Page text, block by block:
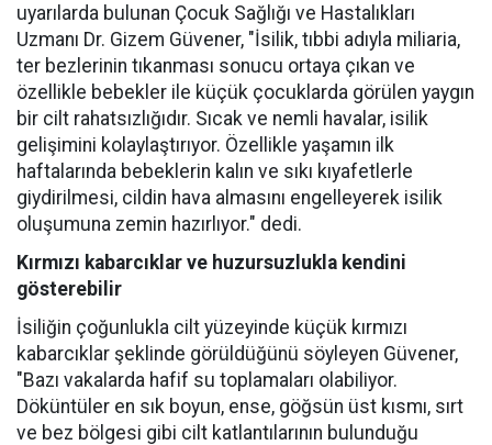
uyarılarda bulunan Çocuk Sağlığı ve Hastalıkları
Uzmanı Dr. Gizem Güvener, "İsilik, tıbbi adıyla miliaria,
ter bezlerinin tıkanması sonucu ortaya çıkan ve
özellikle bebekler ile küçük çocuklarda görülen yaygın
bir cilt rahatsızlığıdır. Sıcak ve nemli havalar, isilik
gelişimini kolaylaştırıyor. Özellikle yaşamın ilk
haftalarında bebeklerin kalın ve sıkı kıyafetlerle
giydirilmesi, cildin hava almasını engelleyerek isilik
oluşumuna zemin hazırlıyor." dedi.
Kırmızı kabarcıklar ve huzursuzlukla kendini
gösterebilir
İsiliğin çoğunlukla cilt yüzeyinde küçük kırmızı
kabarcıklar şeklinde görüldüğünü söyleyen Güvener,
"Bazı vakalarda hafif su toplamaları olabiliyor.
Döküntüler en sık boyun, ense, göğsün üst kısmı, sırt
ve bez bölgesi gibi cilt katlantılarının bulunduğu